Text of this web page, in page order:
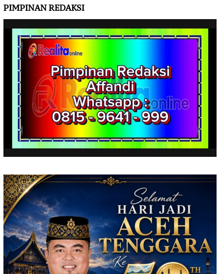
PIMPINAN REDAKSI